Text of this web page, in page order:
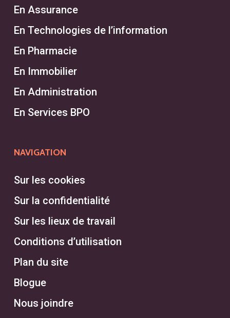
En Assurance
En Technologies de l’information
En Pharmacie
En Immobilier
En Administration
En Services BPO
NAVIGATION
Sur les cookies
Sur la confidentialité
Sur les lieux de travail
Conditions d’utilisation
Plan du site
Blogue
Nous joindre